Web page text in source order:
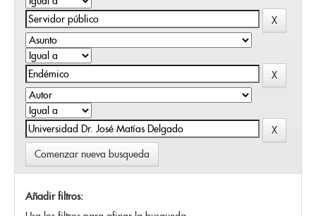
Comenzar nueva busqueda
Añadir filtros: